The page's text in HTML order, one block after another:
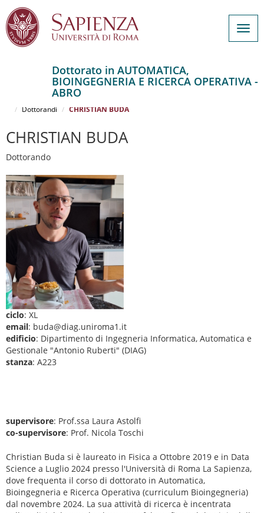
contenuto
Dottorato in AUTOMATICA,
BIOINGEGNERIA E RICERCA OPERATIVA -
ABRO
AUTOMATICA, BIOINGEGNERIA E RICERCA OPERATIVA - ABRO
Dottorandi
CHRISTIAN BUDA
CHRISTIAN BUDA
Dottorando
ciclo: XL
email: buda@diag.uniroma1.it
edificio: Dipartimento di Ingegneria Informatica, Automatica e
Gestionale "Antonio Ruberti" (DIAG)
stanza: A223
supervisore: Prof.ssa Laura Astolfi
co-supervisore: Prof. Nicola Toschi
Christian Buda si è laureato in Fisica a Ottobre 2019 e in Data
Science a Luglio 2024 presso l'Università di Roma La Sapienza,
dove frequenta il corso di dottorato in Automatica,
Bioingegneria e Ricerca Operativa (curriculum Bioingegneria)
dal novembre 2024. La sua attività di ricerca è incentrata